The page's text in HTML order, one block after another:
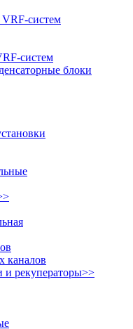
систем
систем
блоки
каналов
и рекуператоры>>